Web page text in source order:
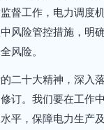
督工作，电力调度
风险管控措施，明
风险。
二十大精神，深入
订。我们要在工作
平，保障电力生产